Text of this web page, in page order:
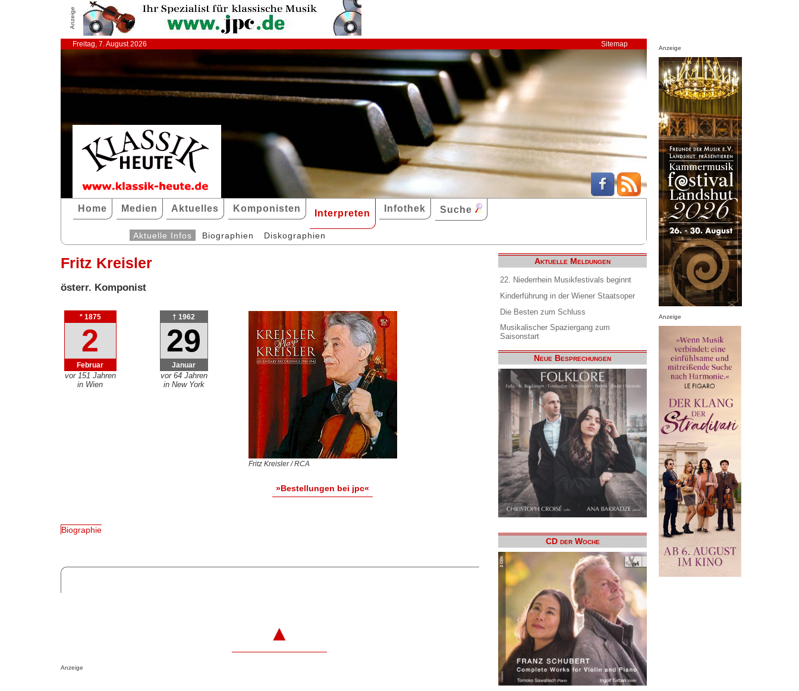
Anzeige
Freitag, 7. August 2026 Sitemap
Home Medien Aktuelles Komponisten Interpreten Infothek Suche
Aktuelle Infos Biographien Diskographien
Fritz Kreisler
österr. Komponist
* 1875
2
Februar
vor 151 Jahren
in Wien
† 1962
29
Januar
vor 64 Jahren
in New York
Fritz Kreisler / RCA
»Bestellungen bei jpc«
Biographie
▲
Anzeige
Aktuelle Meldungen
22. Niederrhein Musikfestivals beginnt
Kinderführung in der Wiener Staatsoper
Die Besten zum Schluss
Musikalischer Spaziergang zum
Saisonstart
Neue Besprechungen
CD der Woche
Anzeige
Anzeige